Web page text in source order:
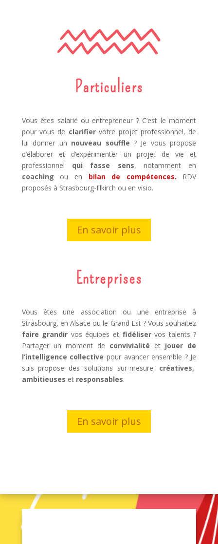
Particuliers
Vous êtes salarié ou entrepreneur ? C’est le moment
pour vous de clarifiervotre projet professionnel, de
lui donner un nouveau souffle ? Je vous propose
d’élaborer et d’expérimenter un projet de vie et
professionnel qui fasse sens, notamment en
coaching ou en bilan de compétences. RDV
proposés à Strasbourg-Illkirch ou en visio.
En savoir plus
Entreprises
Vous êtes une association ou une entreprise à
Strasbourg, en Alsace ou le Grand Est ? Vous souhaitez
faire grandir vos équipes et fidéliservos talents ?
Partager un moment de convivialité et jouer de
l’intelligence collective pour avancer ensemble ? Je
suis propose des solutions sur-mesure, créatives,
ambitieuses et responsables.
En savoir plus